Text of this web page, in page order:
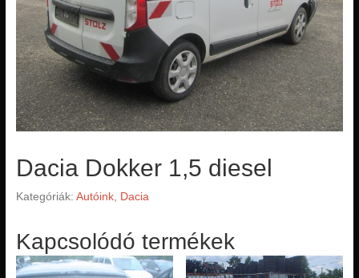
Dacia Dokker 1,5 diesel
Kategóriák: Autóink, Dacia
Kapcsolódó termékek